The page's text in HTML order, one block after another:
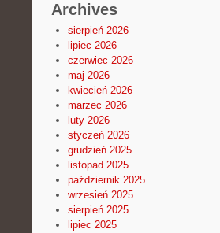
Archives
sierpień 2026
lipiec 2026
czerwiec 2026
maj 2026
kwiecień 2026
marzec 2026
luty 2026
styczeń 2026
grudzień 2025
listopad 2025
październik 2025
wrzesień 2025
sierpień 2025
lipiec 2025